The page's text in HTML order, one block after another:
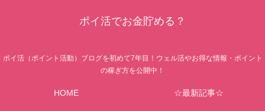
ポイ活でお金貯める？
ポイ活（ポイント活動）ブログを初めて7年目！ウェル活やお得な情報・ポイント
の稼ぎ方を公開中！
HOME ☆最新記事☆